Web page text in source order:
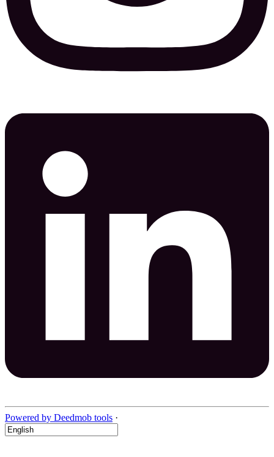
Powered by Deedmob tools ·